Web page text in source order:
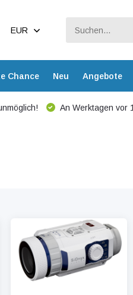
EUR
Chance Neu Angebote
An Werktagen vor